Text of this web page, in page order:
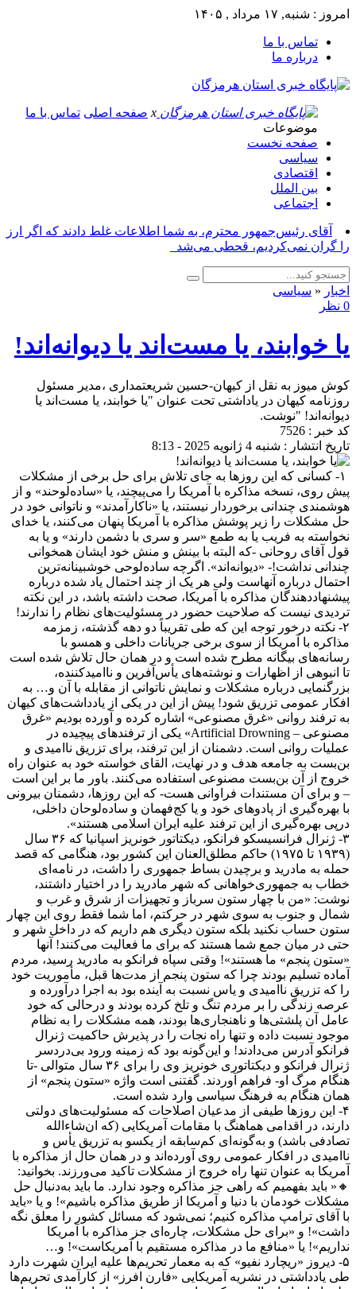
امروز : شنبه, ۱۷ مرداد , ۱۴۰۵
تماس با ما
درباره ما
x صفحه اصلی تماس با ما
موضوعات
صفحه نخست
سیاسی
اقتصادی
بین الملل
اجتماعی
آقای رئیس‌جمهور محترم، به شما اطلاعات غلط دادند که اگر ارز
را گران نمی‌کردیم، قحطی می‌شد_
اخبار « سیاسی
0 نظر
یا خوابند، یا مست‌اند یا دیوانه‌اند!
کوش میوز به نقل از کیهان-حسین شریعتمداری ،مدیر مسئول
روزنامه کیهان در یاداشتی تحت عنوان "یا خوابند، یا مست‌اند یا
دیوانه‌اند! "نوشت.
کد خبر : 7526
تاریخ انتشار : شنبه 4 ژانویه 2025 - 8:13
۱- کسانی که این روزها به جای تلاش برای حل برخی از مشکلات
پیش روی، نسخه مذاکره با آمریکا را می‌پیچند، یا «‌ساده‌لوحند» و از
هوشمندی چندانی برخوردار نیستند، یا «‌ناکارآمدند‌» و ناتوانی خود در
حل مشکلات را زیر پوشش مذاکره با آمریکا پنهان می‌کنند، یا خدای
نخواسته به فریب یا به طمع «‌سر و سری با دشمن دارند‌» و یا به
قول آقای روحانی -که البته با بینش و منش خود ایشان همخوانی
چندانی نداشت!- «‌دیوانه‌اند‌». اگرچه ساده‌لوحی خوشبینانه‌ترین
احتمال درباره آنهاست ولی هر یک از چند احتمال یاد شده درباره
پیشنهاد‌دهندگان مذاکره با آمریکا، صحت داشته باشد، در این نکته
تردیدی نیست که صلاحیت حضور در مسئولیت‌های نظام را ندارند!
۲- نکته درخور توجه این که طی تقریباً دو دهه گذشته، زمزمه
مذاکره با آمریکا از سوی برخی جریانات داخلی و همسو با
رسانه‌های بیگانه مطرح شده است و در همان حال تلاش شده است
تا انبوهی از اظهارات و نوشته‌های یأس‌آفرین و ناامید‌کننده،
بزرگنمایی درباره مشکلات و نمایش ناتوانی از مقابله با آن و‌… به
افکار عمومی تزریق شود! پیش از این در یکی از یادداشت‌های کیهان
به ترفند روانی «‌غرق مصنوعی» اشاره کرده و آورده بودیم «‌غرق
مصنوعی – Artificial Drowning‌» یکی از ترفندهای پیچیده در
عملیات روانی است. دشمنان از این ترفند، برای تزریق نا‌امیدی و
بن‌بست به جامعه هدف و در نهایت، القای خواسته خود به عنوان راه
خروج از آن بن‌بست مصنوعی استفاده می‌کنند. باور ما بر این است
– و برای آن مستندات فراوانی هست- که این روزها، دشمنان بیرونی
با بهره‌گیری از پادوهای خود و یا کج‌فهمان و ساده‌لوحان داخلی،
درپی بهره‌گیری از این ترفند علیه ایران اسلامی هستند‌».
۳- ژنرال فرانسیسکو فرانکو، دیکتاتور خونریز اسپانیا که ۳۶ سال
(۱۹۳۹ تا ۱۹۷۵) حاکم مطلق‌العنان این کشور بود، هنگامی که قصد
حمله به مادرید و برچیدن بساط جمهوری را داشت، در نامه‌ای
خطاب به جمهوری‌خواهانی که شهر مادرید را در اختیار داشتند،
نوشت: «من با چهار ستون سرباز و تجهیزات از شرق و غرب و
شمال و جنوب به سوی شهر در حرکتم، اما شما فقط روی این چهار
ستون حساب نکنید بلکه ستون دیگری هم داریم که در داخل شهر و
حتی در میان جمع شما هستند که برای ما فعالیت می‌کنند! آنها
«ستون پنجم» ما هستند‌»! وقتی سپاه فرانکو به مادرید رسید، مردم
آماده تسلیم بودند چرا که ستون پنجم از مدت‌ها قبل، مأموریت خود
را که تزریق نا‌امیدی و یاس نسبت به آینده بود به اجرا درآورده و
عرصه زندگی را بر مردم تنگ و تلخ کرده بودند و درحالی که خود
عامل آن پلشتی‌ها و ناهنجاری‌ها بودند، همه مشکلات را به نظام
موجود نسبت داده و تنها راه نجات را در پذیرش حاکمیت ژنرال
فرانکو آدرس می‌دادند! و این‌گونه بود که زمینه ورود بی‌دردسر
ژنرال فرانکو و دیکتاتوری خونریز وی را برای ۳۶ سال متوالی -‌تا
هنگام مرگ او- فراهم آوردند. گفتنی است واژه «‌ستون پنجم‌» از
همان هنگام به فرهنگ سیاسی وارد شده است.
۴- این روزها طیفی از مدعیان اصلاحات که مسئولیت‌های دولتی
دارند، در اقدامی هماهنگ با مقامات آمریکایی (که ان‌شاءالله
تصادفی باشد‌) و به‌گونه‌ای کم‌سابقه از یکسو به تزریق یأس و
نا‌امیدی در افکار عمومی روی آورده‌اند و در همان حال از مذاکره با
آمریکا به عنوان تنها راه خروج از مشکلات تاکید می‌ورزند. بخوانید:
🔸« باید بفهمیم که راهی جز مذاکره وجود ندارد. ما باید به‌دنبال حل
مشکلات خودمان با دنیا و آمریکا از طریق مذاکره باشیم‌»! و یا «‌باید
با آقای ترامپ مذاکره کنیم؛ نمی‌شود که مسائل کشور را معلق نگه
داشت‌»! و «‌برای حل مشکلات، چاره‌ای جز مذاکره با آمریکا
نداریم‌»! یا «‌منافع ما در مذاکره‌ مستقیم با آمریکاست‌»! و‌…
۵- دیروز «ریچارد نفیو‌» که به معمار تحریم‌ها علیه ایران شهرت دارد
طی یادداشتی در نشریه آمریکایی «فارن افرز» از کارآمدی تحریم‌ها